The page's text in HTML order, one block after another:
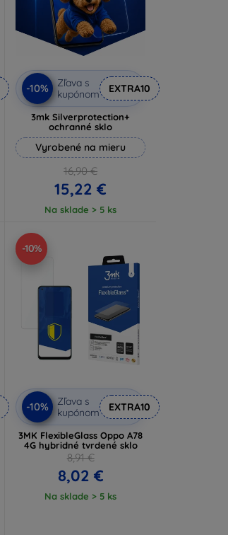
-10%
Zľava s
kupónom
EXTRA10
3mk Silverprotection+
ochranné sklo
Vyrobené na mieru
16,90 €
15,22 €
Na sklade > 5 ks
-10%
-10%
Zľava s
kupónom
EXTRA10
3MK FlexibleGlass Oppo A78
4G hybridné tvrdené sklo
8,91 €
8,02 €
Na sklade > 5 ks